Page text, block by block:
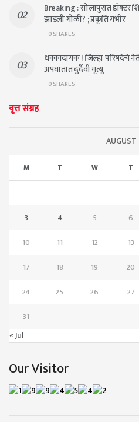
Breaking : सोलापुरात डॉक्टर
झाडली गोळी? ; प्रकृति गंभीर
0 SHARES
धक्कादायक ! जिल्हा परिषदेचे
अपघातात दुर्दैवी मृत्यू
0 SHARES
वृत्त संग्रह
M T W T
3
4 5 6
10
11 12 13
17
18 19 20
24
25 26 27
31
« Jul
Our Visitor